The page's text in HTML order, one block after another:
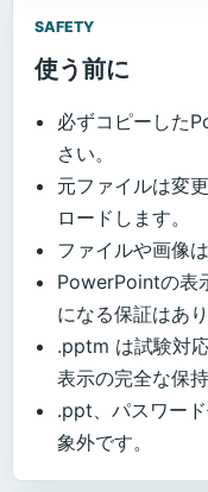
SAFETY
使う前に
必ずコピーした
さい。
元ファイルは変
ロードします。
ファイルや画像
PowerPointの表
になる保証はあり
.pptm は試験対
表示の完全な保
.ppt、パスワー
象外です。